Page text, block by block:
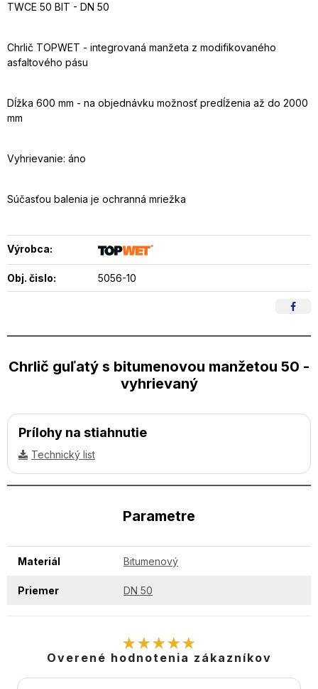
TWCE 50 BIT - DN 50
Chrlič TOPWET - integrovaná manžeta z modifikovaného
asfaltového pásu
Dĺžka 600 mm - na objednávku možnosť predĺženia až do 2000
mm
Vyhrievanie: áno
Súčasťou balenia je ochranná mriežka
Výrobca:
Obj. čislo: 5056-10
Chrlič guľatý s bitumenovou manžetou 50 -
vyhrievaný
Prílohy na stiahnutie
Technický list
Parametre
Materiál Bitumenový
Priemer DN 50
★★★★★
Overené hodnotenia zákazníkov